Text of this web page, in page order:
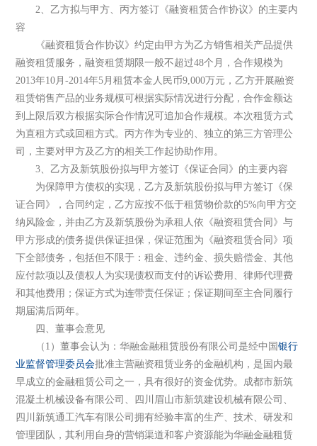
2、乙方拟与甲方、丙方签订《融资租赁合作协议》的主要内
容
《融资租赁合作协议》约定由甲方为乙方销售相关产品提供
融资租赁服务，融资租赁期限一般不超过48个月，合作规模为
2013年10月-2014年5月租赁本金人民币9,000万元，乙方开展融资
租赁销售产品的业务规模可根据实际情况进行分配，合作金额达
到上限后双方根据实际合作情况可追加合作规模。本次租赁方式
为直租方式或回租方式。丙方作为专业的、独立的第三方管理公
司，主要对甲方及乙方的相关工作起协助作用。
3、乙方及新筑股份拟与甲方签订《保证合同》的主要内容
为保障甲方债权的实现，乙方及新筑股份拟与甲方签订《保
证合同》，合同约定，乙方应按不低于租赁物价款的5%向甲方交
纳风险金，并由乙方及新筑股份为承租人依《融资租赁合同》与
甲方形成的债务提供保证担保，保证范围为《融资租赁合同》项
下全部债务，包括但不限于：租金、违约金、损失赔偿金、其他
应付款项以及债权人为实现债权而支付的诉讼费用、律师代理费
和其他费用；保证方式为连带责任保证；保证期间至主合同履行
期届满后两年。
四、董事会意见
（1）董事会认为：华融金融租赁股份有限公司是经中国银行
业监督管理委员会批准主营融资租赁业务的金融机构，是国内最
早成立的金融租赁公司之一，具有很好的资金优势。成都市新筑
混凝土机械设备有限公司、四川眉山市新筑建设机械有限公司、
四川新筑通工汽车有限公司拥有经验丰富的生产、技术、研发和
管理团队，其利用自身的营销渠道和客户资源能为华融金融租赁